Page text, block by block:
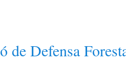
de Defensa